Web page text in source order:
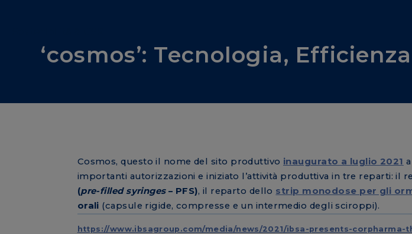
‘cosmos’: Tecnologia,
Cosmos, questo il nome del sito produttivo inaugurato a luglio 2021
importanti autorizzazioni e iniziato l’attività produttiva in tre reparti: il
(pre-filled syringes– PFS), il reparto dello strip monodose per gli
orali (capsule rigide, compresse e un intermedio degli sciroppi).
https://www.ibsagroup.com/media/news/2021/ibsa-presents-